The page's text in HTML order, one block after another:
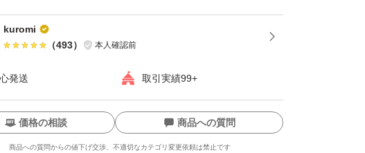
kuromi
（493） 本人確認前
発送 取引実績99+
価格の相談 商品への質問
商品への質問からの値下げ交渉、不適切なカテゴリ変更依頼は禁止です